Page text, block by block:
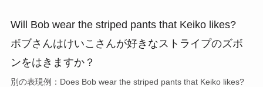
Will Bob wear the striped pants that Keiko likes?
ボブさんはけいこさんが好きなストライプのズボ
ンをはきますか？
別の表現例：Does Bob wear the striped pants that Keiko likes?